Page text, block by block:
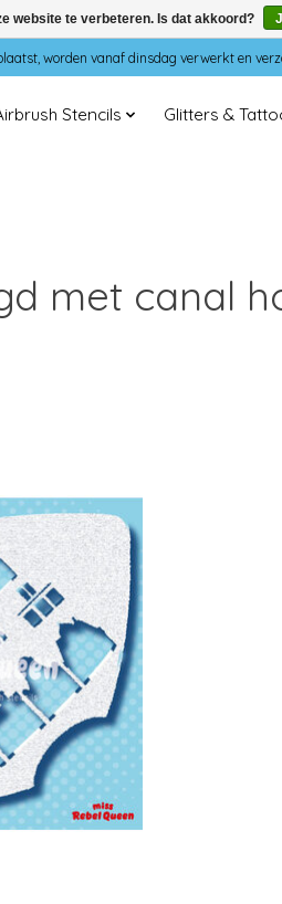
worden vanaf dinsdag verwerkt en
Stencils Glitters &
met canal
website te verbeteren. Is dat akkoord?